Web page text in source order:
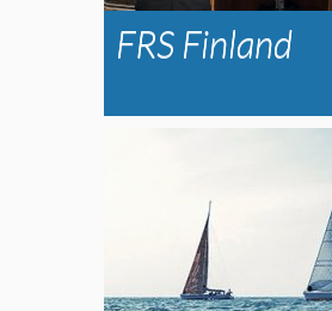
FRS FinlandLäs